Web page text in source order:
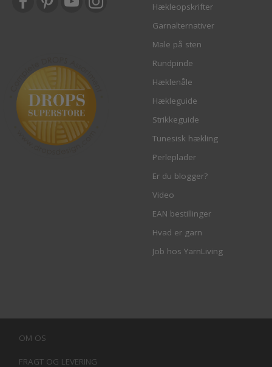
Hækleopskrifter
Garnalternativer
Male på sten
Rundpinde
Hæklenåle
Hækleguide
Strikkeguide
Tunesisk hækling
Perleplader
Er du blogger?
Video
EAN bestillinger
Hvad er garn
Job hos YarnLiving
OM OS
FRAGT OG LEVERING